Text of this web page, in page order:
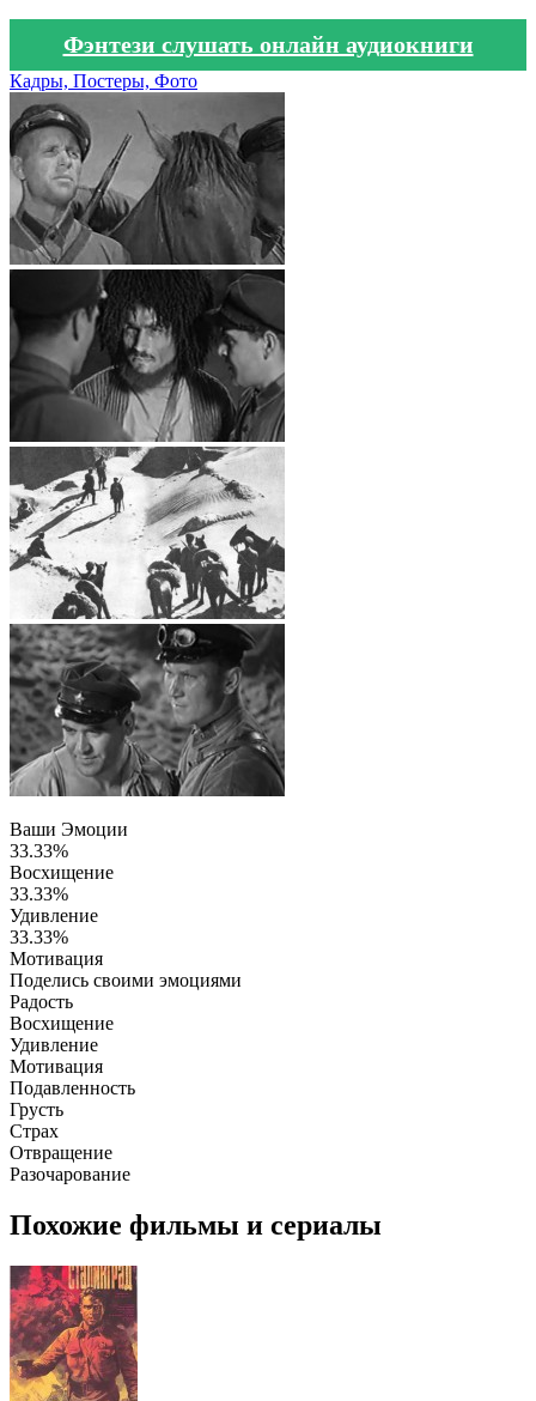
Фэнтези слушать онлайн аудиокниги
Кадры, Постеры, Фото
Ваши Эмоции
33.33%
Восхищение
33.33%
Удивление
33.33%
Мотивация
Поделись своими эмоциями
Радость
Восхищение
Удивление
Мотивация
Подавленность
Грусть
Страх
Отвращение
Разочарование
Похожие фильмы и сериалы